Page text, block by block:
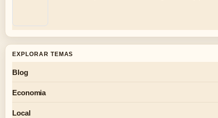
EXPLORAR TEMAS
Blog
Economia
Local